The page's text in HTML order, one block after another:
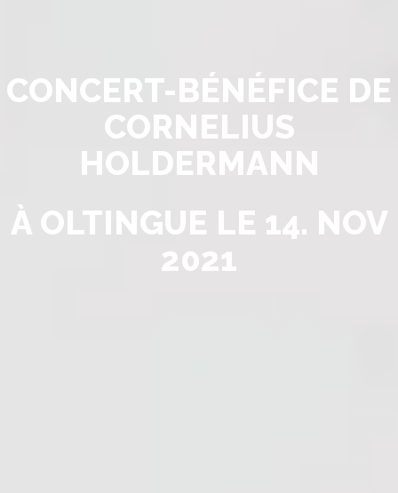
CONCERT-BÉNÉFICE DE
CORNELIUS
HOLDERMANN
À OLTINGUE LE 14. NOV
2021